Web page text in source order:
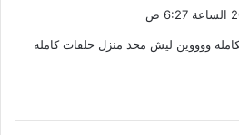
ووووين ليش محد منزل حلقات كاملة